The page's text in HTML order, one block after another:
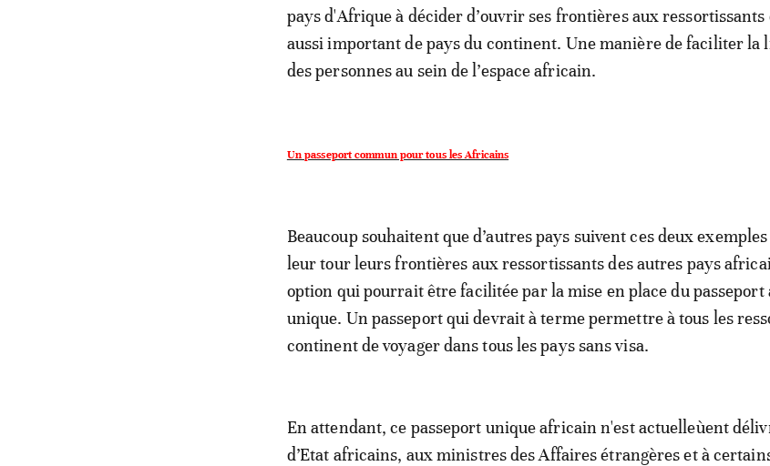
pays d'Afrique à décider d’ouvrir ses frontières aux ressortissants
aussi important de pays du continent. Une manière de faciliter
des personnes au sein de l’espace africain.
Un passeport commun pour tous les Africains
Beaucoup souhaitent que d’autres pays suivent ces deux
leur tour leurs frontières aux ressortissants des autres pays
option qui pourrait être facilitée par la mise en place du
unique. Un passeport qui devrait à terme permettre à tous les
continent de voyager dans tous les pays sans visa.
En attendant, ce passeport unique africain n'est actuelleùent
d’Etat africains, aux ministres des Affaires étrangères et à